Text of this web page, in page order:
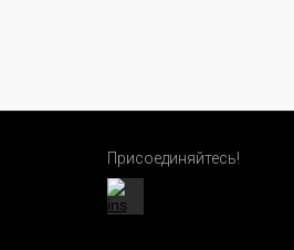
Присоединяйтесь!